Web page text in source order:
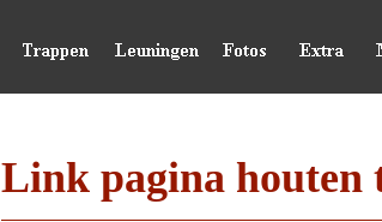
Link pagina houten